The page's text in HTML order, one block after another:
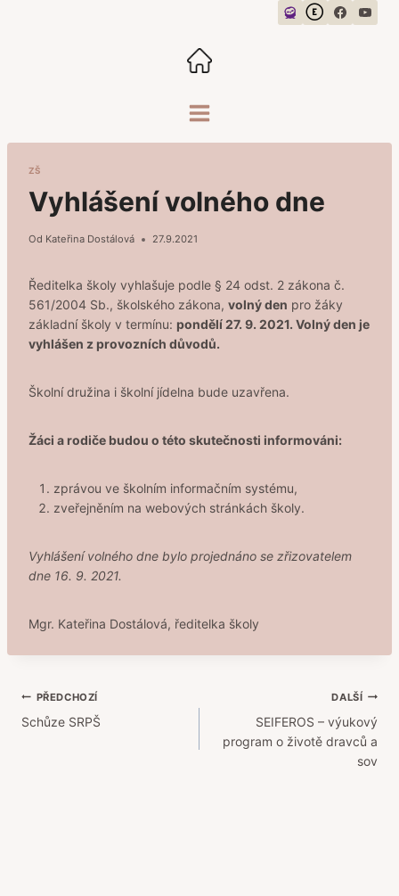
ZŠ
Vyhlášení volného dne
Od Kateřina Dostálová 27.9.2021
Ředitelka školy vyhlašuje podle § 24 odst. 2 zákona č.
561/2004 Sb., školského zákona, volný den pro žáky
základní školy v termínu: pondělí 27. 9. 2021. Volný den je
vyhlášen z provozních důvodů.
Školní družina i školní jídelna bude uzavřena.
Žáci a rodiče budou o této skutečnosti informováni:
zprávou ve školním informačním systému,
zveřejněním na webových stránkách školy.
Vyhlášení volného dne bylo projednáno se zřizovatelem
dne 16. 9. 2021.
Mgr. Kateřina Dostálová, ředitelka školy
Navigace
pro
PŘEDCHOZÍ
Schůze SRPŠ
DALŠÍ
SEIFEROS – výukový
program o životě dravců a
sov